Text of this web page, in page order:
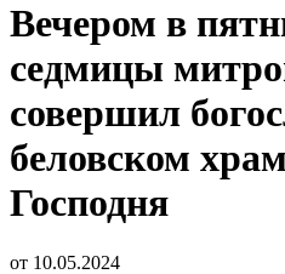
Вечером в
седмицы
совершил
беловском
Господня
от 10.05.2024